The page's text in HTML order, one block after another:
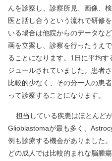
んを診察し、診察所見、画像、
医と話し合うという流れで研修
いる場合は他院からのデータな
画を立案し、診察を行ったうえ
ることになります。1日に平均
ジュールされていました。患者
比較的少なく、その分一人の患
って診察することになります。
担当している疾患はほとんど
Glioblastomaが最も多く、
例も診療する機会がありました
どの成人では比較的まれな脳腫